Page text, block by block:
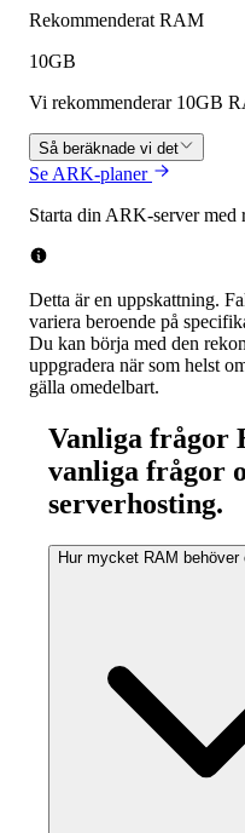
Rekommenderat RAM
10GB
Vi rekommenderar 10GB
Så beräknade vi det
Se ARK-planer
Starta din ARK-server med
Detta är en uppskattning.
variera beroende på
Du kan börja med den
uppgradera när som helst
gälla omedelbart.
Vanliga frågor
vanliga frågor
serverhosting.
Hur mycket RAM behöver